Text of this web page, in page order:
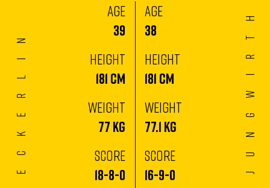
Eckerlin
AGE
39
HEIGHT
181 CM
WEIGHT
77 KG
SCORE
18-8-0
AGE
38
HEIGHT
181 CM
WEIGHT
77.1 KG
SCORE
16-9-0
Jungwirth